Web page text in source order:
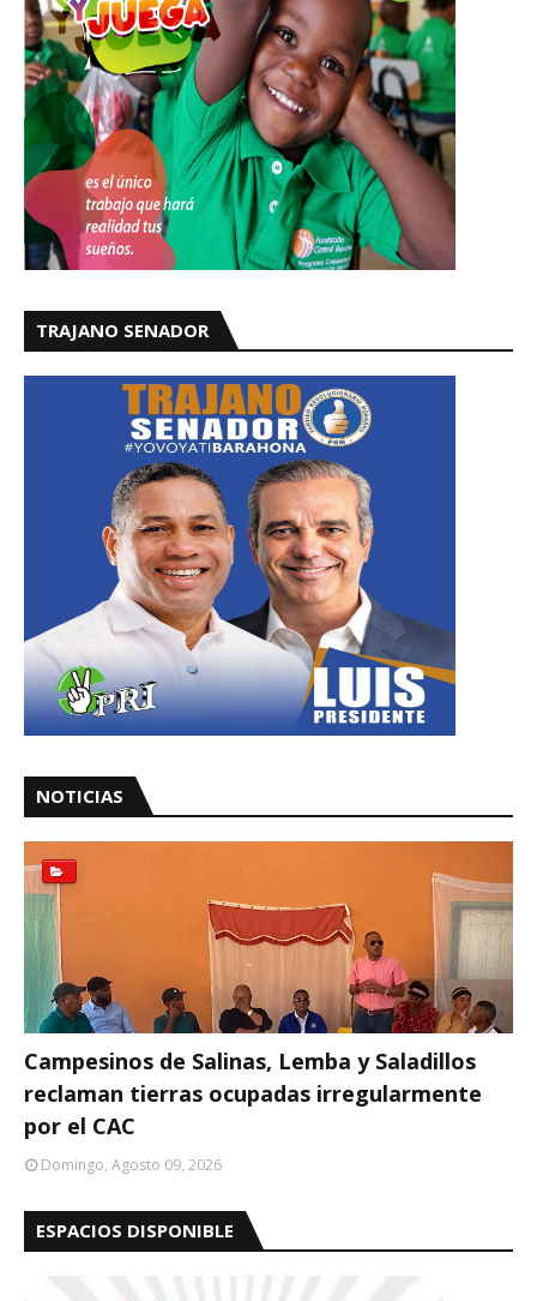
TRAJANO SENADOR
NOTICIAS
Campesinos de Salinas, Lemba y Saladillos
reclaman tierras ocupadas irregularmente
por el CAC
Domingo, Agosto 09, 2026
ESPACIOS DISPONIBLE